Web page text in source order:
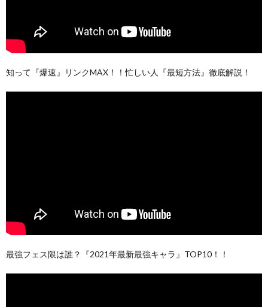
知って『爆速』リンクMAX！！忙しい人『最短方法』徹底解説！
最強フェス限は誰？『2021年最新最強キャラ』TOP10！！